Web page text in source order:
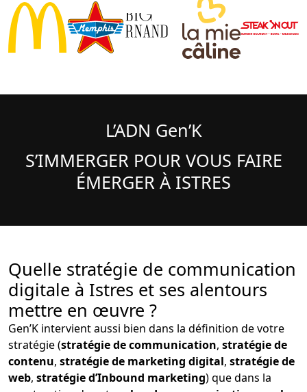
L’ADN Gen’K
S’IMMERGER POUR VOUS FAIRE
ÉMERGER À ISTRES
Quelle stratégie de communication
digitale à Istres et ses alentours
mettre en œuvre ?
Gen’K intervient aussi bien dans la définition de votre
stratégie (stratégie de communication, stratégie de
contenu, stratégie de marketing digital, stratégie de
web, stratégie d’Inbound marketing) que dans la